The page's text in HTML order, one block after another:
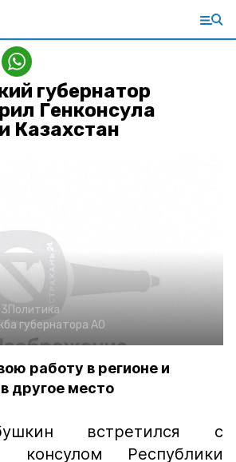
губернатор
Генконсула
Казахстан
Политика
губернатора АО
работу в регионе и
другое место
встретился с
консулом Республики